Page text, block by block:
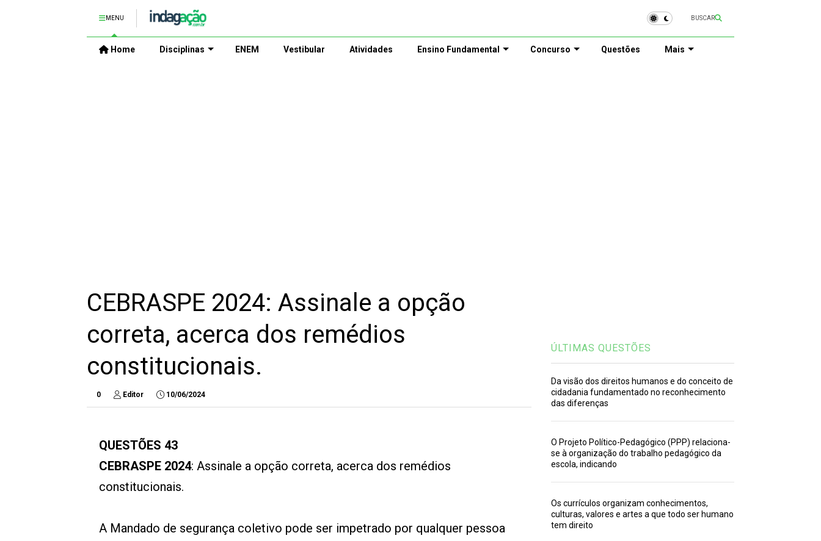
MENU BUSCAR
Home Disciplinas ENEM Vestibular Atividades Ensino Fundamental Concurso Questões Mais
CEBRASPE 2024: Assinale a opção
correta, acerca dos remédios
constitucionais.
0 Editor 10/06/2024
QUESTÕES 43
CEBRASPE 2024: Assinale a opção correta, acerca dos remédios
constitucionais.
A Mandado de segurança coletivo pode ser impetrado por qualquer pessoa
ÚLTIMAS QUESTÕES
Da visão dos direitos humanos e do conceito de
cidadania fundamentado no reconhecimento
das diferenças
O Projeto Político-Pedagógico (PPP) relaciona-
se à organização do trabalho pedagógico da
escola, indicando
Os currículos organizam conhecimentos,
culturas, valores e artes a que todo ser humano
tem direito